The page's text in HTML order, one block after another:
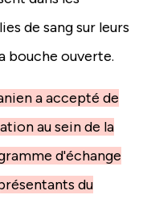
de sang sur leurs
bouche ouverte.
a accepté de
au sein de la
d'échange
du